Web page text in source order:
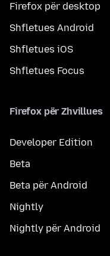
Firefox për desktop
Shfletues Android
Shfletues iOS
Shfletues Focus
Firefox për Zhvillues
Developer Edition
Beta
Beta për Android
Nightly
Nightly për Android